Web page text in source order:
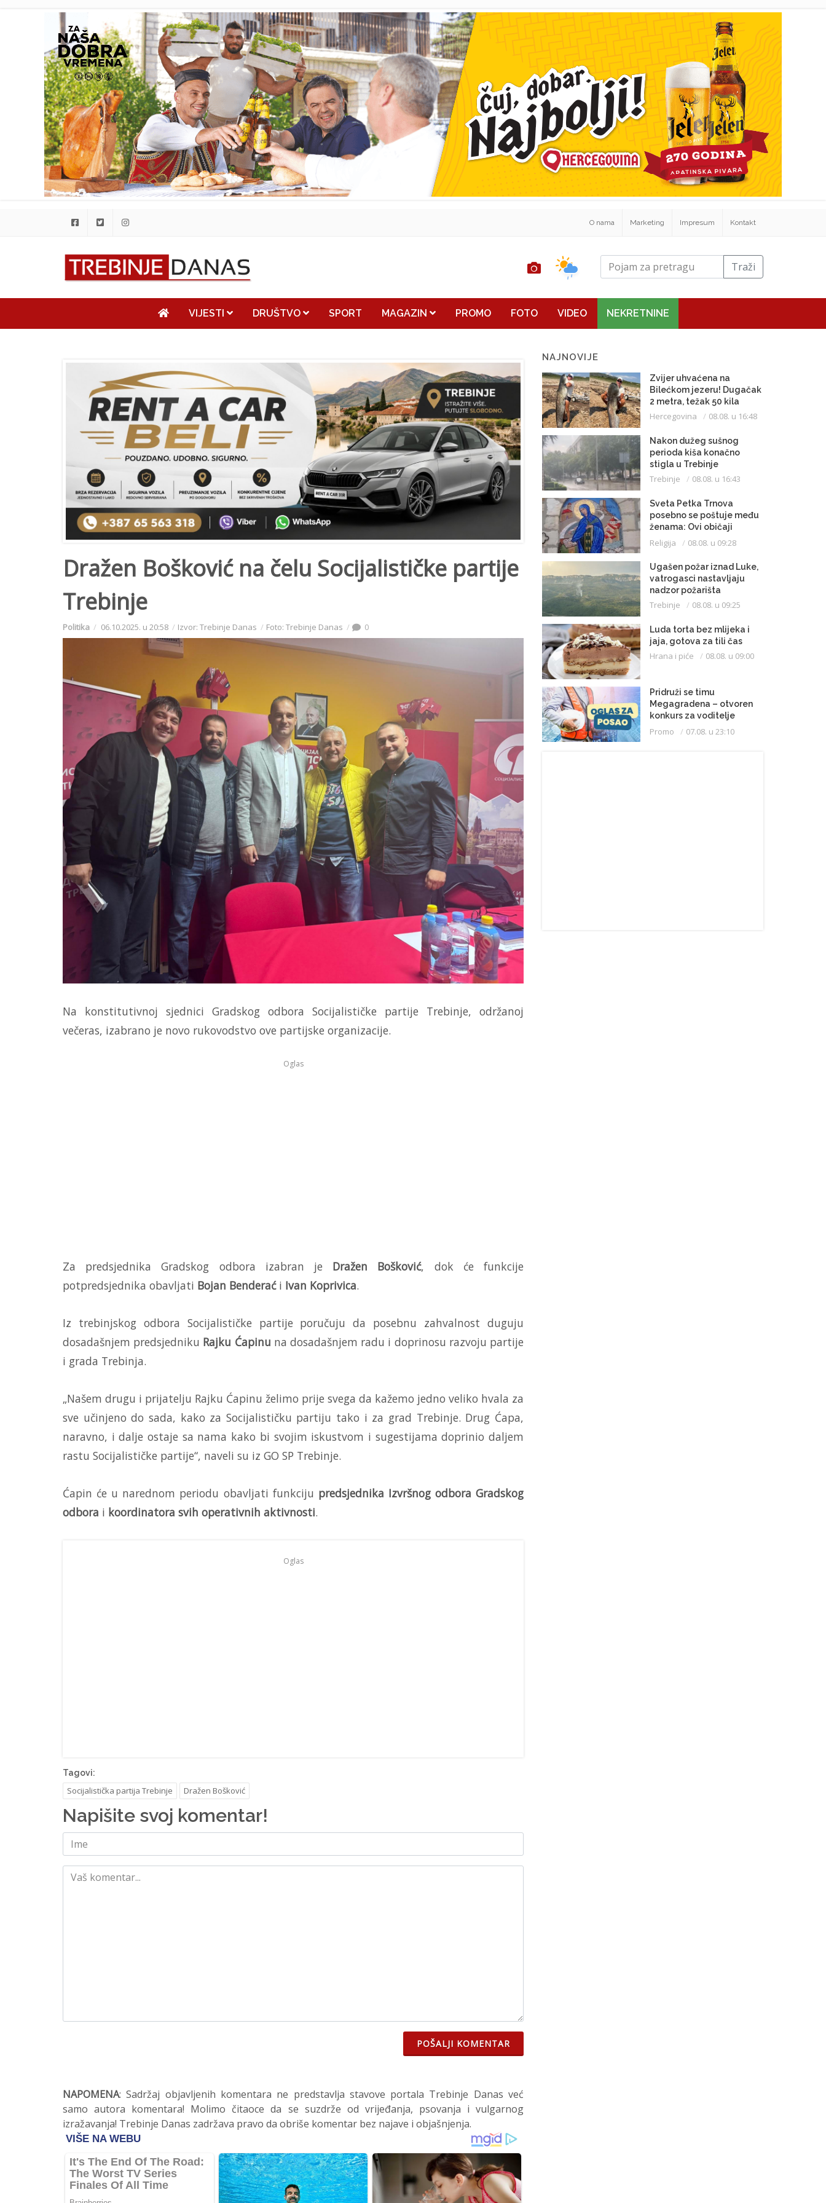
O nama Marketing Impresum Kontakt
Traži
VIJESTI DRUŠTVO SPORT MAGAZIN PROMO FOTO VIDEO NEKRETNINE
Dražen Bošković na čelu Socijalističke partije
Trebinje
Politika 06.10.2025. u 20:58 Izvor: Trebinje Danas Foto: Trebinje Danas 0
Na konstitutivnoj sjednici Gradskog odbora Socijalističke partije Trebinje, održanoj
večeras, izabrano je novo rukovodstvo ove partijske organizacije.
Oglas
Za predsjednika Gradskog odbora izabran je Dražen Bošković, dok će funkcije
potpredsjednika obavljati Bojan Benderaći Ivan Koprivica.
Iz trebinjskog odbora Socijalističke partije poručuju da posebnu zahvalnost duguju
dosadašnjem predsjedniku Rajku Ćapinu na dosadašnjem radu i doprinosu razvoju partije
i grada Trebinja.
„Našem drugu i prijatelju Rajku Ćapinu želimo prije svega da kažemo jedno veliko hvala za
sve učinjeno do sada, kako za Socijalističku partiju tako i za grad Trebinje. Drug Ćapa,
naravno, i dalje ostaje sa nama kako bi svojim iskustvom i sugestijama doprinio daljem
rastu Socijalističke partije“, naveli su iz GO SP Trebinje.
Ćapin će u narednom periodu obavljati funkciju predsjednika Izvršnog odbora Gradskog
odbora i koordinatora svih operativnih aktivnosti.
Oglas
Tagovi:
Socijalistička partija Trebinje Dražen Bošković
Napišite svoj komentar!
POŠALJI KOMENTAR
NAPOMENA: Sadržaj objavljenih komentara ne predstavlja stavove portala Trebinje Danas već
samo autora komentara! Molimo čitaoce da se suzdrže od vrijeđanja, psovanja i vulgarnog
izražavanja! Trebinje Danas zadržava pravo da obriše komentar bez najave i objašnjenja.
NAJNOVIJE
Zvijer uhvaćena na
Bilećkom jezeru! Dugačak
2 metra, težak 50 kila
Hercegovina 08.08. u 16:48
Nakon dužeg sušnog
perioda kiša konačno
stigla u Trebinje
Trebinje 08.08. u 16:43
Sveta Petka Trnova
posebno se poštuje među
ženama: Ovi običaji
vijekovima se čuvaju
Religija 08.08. u 09:28
Ugašen požar iznad Luke,
vatrogasci nastavljaju
nadzor požarišta
Trebinje 08.08. u 09:25
Luda torta bez mlijeka i
jaja, gotova za tili čas
Hrana i piće 08.08. u 09:00
Pridruži se timu
Megagradena – otvoren
konkurs za voditelje
gradilišta
Promo 07.08. u 23:10